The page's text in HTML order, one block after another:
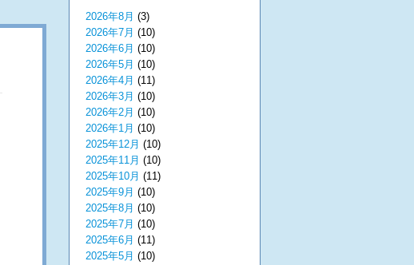
2026年8月 (3)
2026年7月 (10)
2026年6月 (10)
2026年5月 (10)
2026年4月 (11)
2026年3月 (10)
2026年2月 (10)
2026年1月 (10)
2025年12月 (10)
2025年11月 (10)
2025年10月 (11)
2025年9月 (10)
2025年8月 (10)
2025年7月 (10)
2025年6月 (11)
2025年5月 (10)